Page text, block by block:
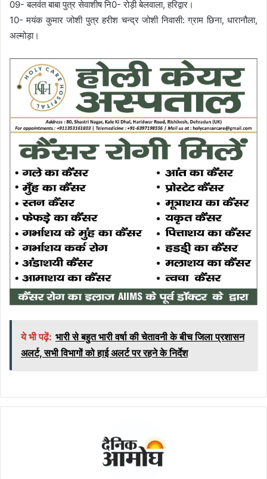
09- बलवंत बाबा पुत्र सेवाशीष नि0- रोड़ी बेलवाला, हरिद्वार।
10- मयंक कुमार जोशी पुत्र हरीश चन्द्र जोशी निवासी: ग्राम छिना, धारानौला,
अल्मोड़ा।
ये भी पढ़ें: भारी से बहुत भारी वर्षा की चेतावनी के बीच जिला प्रशासन
अलर्ट, सभी विभागों को हाई अलर्ट पर रहने के निर्देश